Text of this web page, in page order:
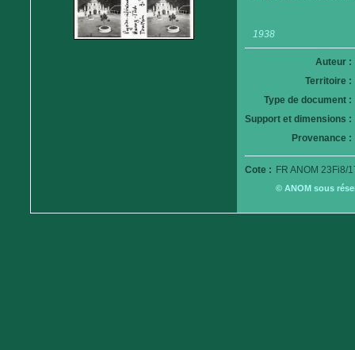
1938
Auteur :
Territoire :
Type de document :
Support et dimensions :
Provenance :
Cote : FR ANOM 23Fi8/
© ANOM sous